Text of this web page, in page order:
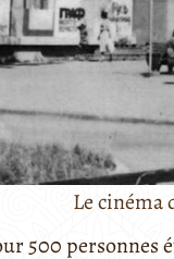
Le cinéma
500